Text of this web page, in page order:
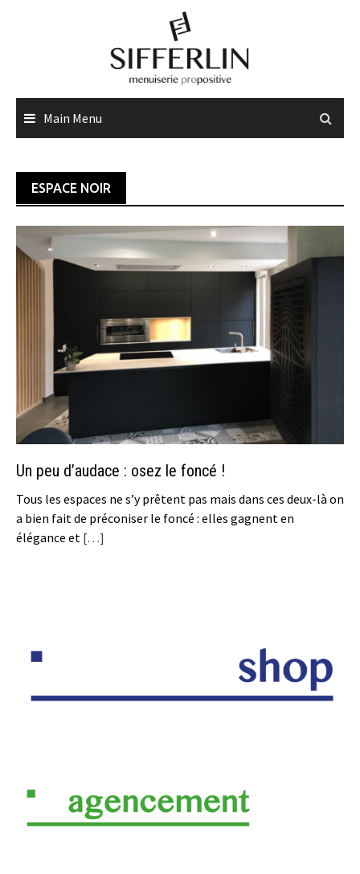
Main Menu
ESPACE NOIR
Un peu d’audace : osez le foncé !
Tous les espaces ne s’y prêtent pas mais dans ces deux-là on
a bien fait de préconiser le foncé : elles gagnent en
élégance et […]